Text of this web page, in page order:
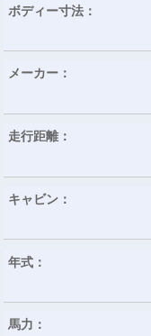
ボディー寸法：
メーカー：
走行距離：
キャビン：
年式：
馬力：